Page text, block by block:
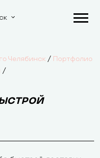
Челябинск / Портфолио
/